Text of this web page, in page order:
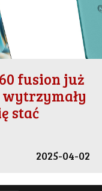
fusion już
wytrzymały
stać
2025-04-02